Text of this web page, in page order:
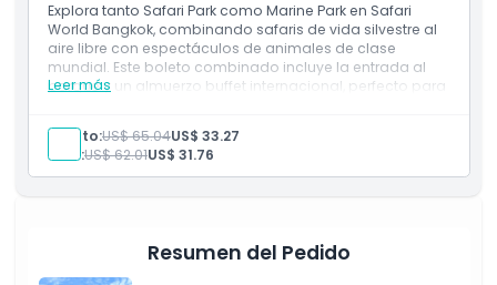
Explora tanto Safari Park como Marine Park en Safari
World Bangkok, combinando safaris de vida silvestre al
aire libre con espectáculos de animales de clase
mundial. Este boleto combinado incluye la entrada al
parque y un almuerzo buffet internacional, perfecto para
Leer más
Incluye
Entrada al Parque Marino
Almuerzo buffet internacional
Adulto:US$ 65.04US$ 33.27
Niño:US$ 62.01US$ 31.76
Resumen del Pedido